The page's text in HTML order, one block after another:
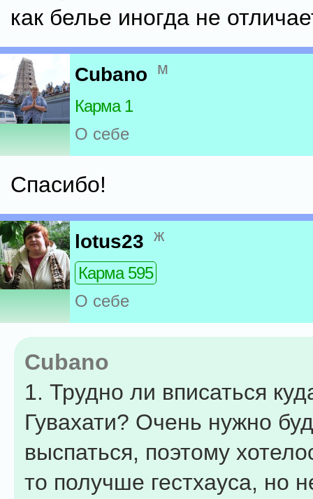
как белье иногда не
Cubano м
Карма 1
О себе
Спасибо!
lotus23 ж
Карма 595
О себе
Cubano
1. Трудно ли вписаться
Гувахати? Очень нужно
выспаться, поэтому
то получше гестхауса, но